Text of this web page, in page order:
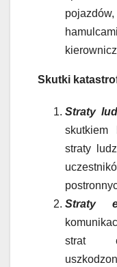
Skutki
Straty
skutkiem
straty
Straty
strat